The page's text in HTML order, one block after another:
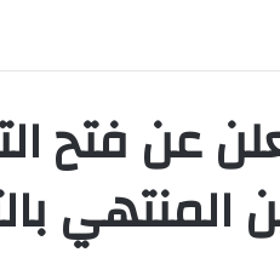
عن فتح
المنتهي